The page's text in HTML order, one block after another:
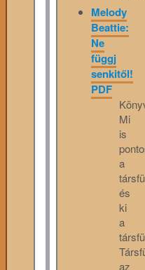
Melody
Beattie:
Ne
függj
senkitől!
PDF
Mi
is
a
és
ki
a
az